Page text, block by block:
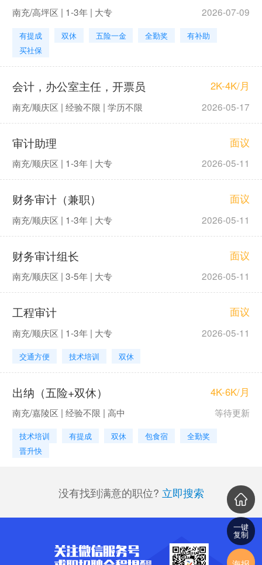
南充/高坪区 | 1-3年 | 大专 2026-07-09
有提成 双休 五险一金 全勤奖
有补助
买社保
会计，办公室主任，开票员 2K-4K/月
南充/顺庆区 | 经验不限 | 学历不限 2026-05-17
审计助理 面议
南充/顺庆区 | 1-3年 | 大专 2026-05-11
财务审计（兼职） 面议
南充/顺庆区 | 1-3年 | 大专 2026-05-11
财务审计组长 面议
南充/顺庆区 | 3-5年 | 大专 2026-05-11
工程审计 面议
南充/顺庆区 | 1-3年 | 大专 2026-05-11
交通方便 技术培训 双休
出纳（五险+双休） 4K-6K/月
南充/嘉陵区 | 经验不限 | 高中 等待更新
技术培训 有提成 双休 包食宿
全勤奖
晋升快
没有找到满意的职位? 立即搜索
一键
复制